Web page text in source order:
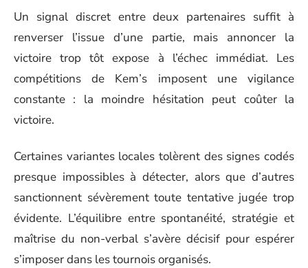
Un signal discret entre deux partenaires suffit à
renverser l’issue d’une partie, mais annoncer la
victoire trop tôt expose à l’échec immédiat. Les
compétitions de Kem’s imposent une vigilance
constante : la moindre hésitation peut coûter la
victoire.
Certaines variantes locales tolèrent des signes codés
presque impossibles à détecter, alors que d’autres
sanctionnent sévèrement toute tentative jugée trop
évidente. L’équilibre entre spontanéité, stratégie et
maîtrise du non-verbal s’avère décisif pour espérer
s’imposer dans les tournois organisés.